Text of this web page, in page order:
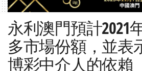
永利澳門預計2021
多市場份額，並表
博彩中介人的依賴